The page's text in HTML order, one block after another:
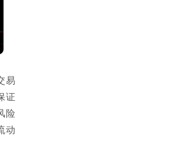
易
证
险
动